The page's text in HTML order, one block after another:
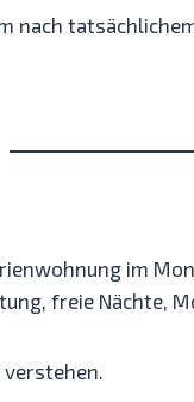
nach
im
freie Nächte,